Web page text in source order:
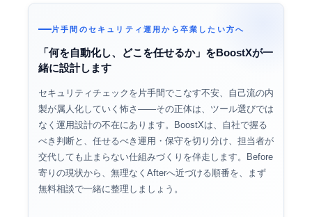
片手間のセキュリティ運用から卒業したい方へ
「何を自動化し、どこを任せるか」をBoostXが一
緒に設計します
セキュリティチェックを片手間でこなす不安、自己流の内
製が属人化していく怖さ——その正体は、ツール選びでは
なく運用設計の不在にあります。BoostXは、自社で握る
べき判断と、任せるべき運用・保守を切り分け、担当者が
交代しても止まらない仕組みづくりを伴走します。Before
寄りの現状から、無理なくAfterへ近づける順番を、まず
無料相談で一緒に整理しましょう。